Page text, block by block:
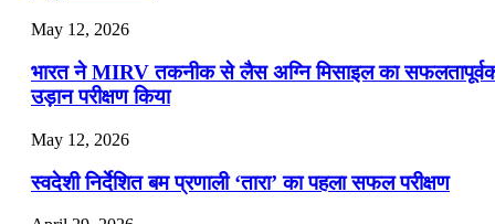
May 12, 2026
भारत ने MIRV तकनीक से लैस अग्नि मिसाइल का
उड़ान परीक्षण किया
May 12, 2026
स्वदेशी निर्देशित बम प्रणाली ‘तारा’ का पहला सफल परीक्षण